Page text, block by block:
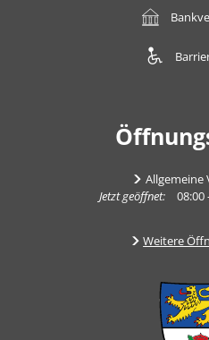
Allgemeine
Klicken, um weitere
Jetzt geöffnet: 08:00
Weitere